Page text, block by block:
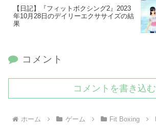
【日記】『フィットボクシング2』2023
年10月28日のデイリーエクササイズの結
果
コメント
コメントを書き込む
ホーム ゲーム Fit Boxing